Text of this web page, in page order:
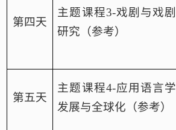
第四天
主题课程3-戏剧与戏剧
研究（参考）
第五天
主题课程4-应用语言学
发展与全球化（参考）